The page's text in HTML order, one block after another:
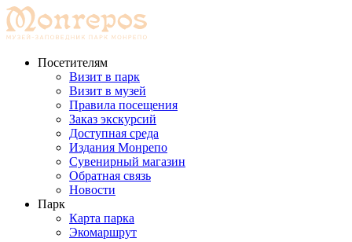
Перейти
к
содержимому
Посетителям
Визит в парк
Визит в музей
Правила посещения
Заказ экскурсий
Доступная среда
Издания Монрепо
Сувенирный магазин
Обратная связь
Новости
Парк
Карта парка
Экомаршрут